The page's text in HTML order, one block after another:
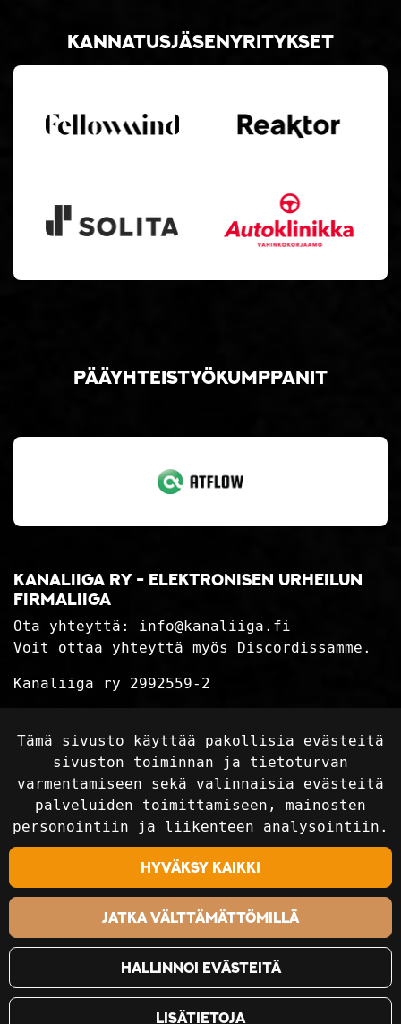
Tämä sivusto käyttää pakollisia evästeitä
sivuston toiminnan ja tietoturvan
varmentamiseen sekä valinnaisia evästeitä
palveluiden toimittamiseen, mainosten
personointiin ja liikenteen analysointiin.
Hyväksy kaikki
Jatka välttämättömillä
Hallinnoi evästeitä
Lisätietoja
Kannatusjäsenyritykset
Kanaliiga ry - elektronisen urheilun
firmaliiga
Ota yhteyttä: info@kanaliiga.fi
Voit ottaa yhteyttä myös Discordissamme.
Kanaliiga ry 2992559-2
Toimitusehdot
Seuraa sosiaalisessa mediassa
Pääyhteistyökumppanit